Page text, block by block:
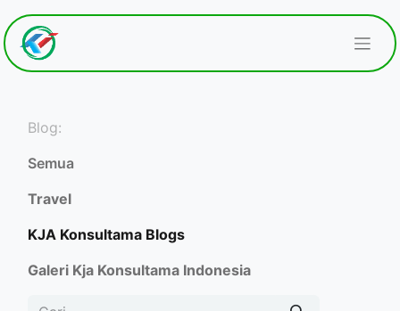
Blog:
Semua
Travel
KJA Konsultama Blogs
Galeri Kja Konsultama Indonesia